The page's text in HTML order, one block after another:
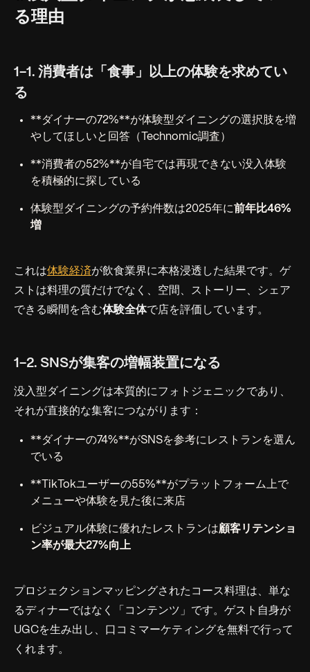
る理由
1-1. 消費者は「食事」以上の体験を求めてい
る
**ダイナーの72%**が体験型ダイニングの選択肢を増
やしてほしいと回答（Technomic調査）
**消費者の52%**が自宅では再現できない没入体験
を積極的に探している
体験型ダイニングの予約件数は2025年に前年比46%
増
これは体験経済が飲食業界に本格浸透した結果です。ゲ
ストは料理の質だけでなく、空間、ストーリー、シェア
できる瞬間を含む体験全体で店を評価しています。
1-2. SNSが集客の増幅装置になる
没入型ダイニングは本質的にフォトジェニックであり、
それが直接的な集客につながります：
**ダイナーの74%**がSNSを参考にレストランを選ん
でいる
**TikTokユーザーの55%**がプラットフォーム上で
メニューや体験を見た後に来店
ビジュアル体験に優れたレストランは顧客リテンショ
ン率が最大27%向上
プロジェクションマッピングされたコース料理は、単な
るディナーではなく「コンテンツ」です。ゲスト自身が
UGCを生み出し、口コミマーケティングを無料で行って
くれます。